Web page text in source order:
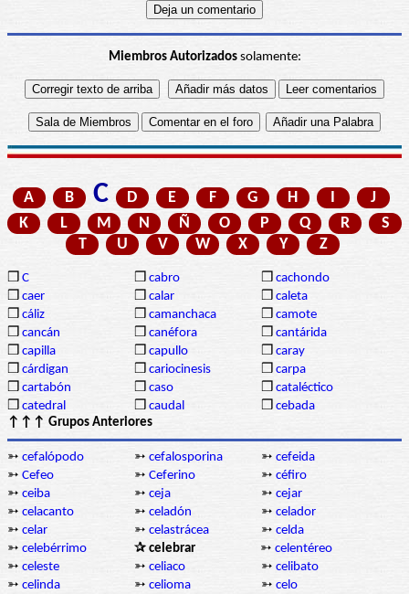
Miembros Autorizadossolamente:
A B C D E F G H I
J
K
L M N Ñ O P Q R
S
T
U V W X Y Z
❒ C ❒ cabro ❒ cachondo
❒ caer ❒ calar ❒ caleta
❒ cáliz ❒ camanchaca ❒ camote
❒ cancán ❒ canéfora ❒ cantárida
❒ capilla ❒ capullo ❒ caray
❒ cárdigan ❒ cariocinesis ❒ carpa
❒ cartabón ❒ caso ❒ cataléctico
❒ catedral ❒ caudal ❒ cebada
↑↑↑ Grupos Anteriores
➳ cefalópodo ➳ cefalosporina ➳ cefeida
➳ Cefeo ➳ Ceferino ➳ céfiro
➳ ceiba ➳ ceja ➳ cejar
➳ celacanto ➳ celadón ➳ celador
➳ celar ➳ celastrácea ➳ celda
➳ celebérrimo ✰ celebrar ➳ celentéreo
➳ celeste ➳ celiaco ➳ celibato
➳ celinda ➳ celioma ➳ celo